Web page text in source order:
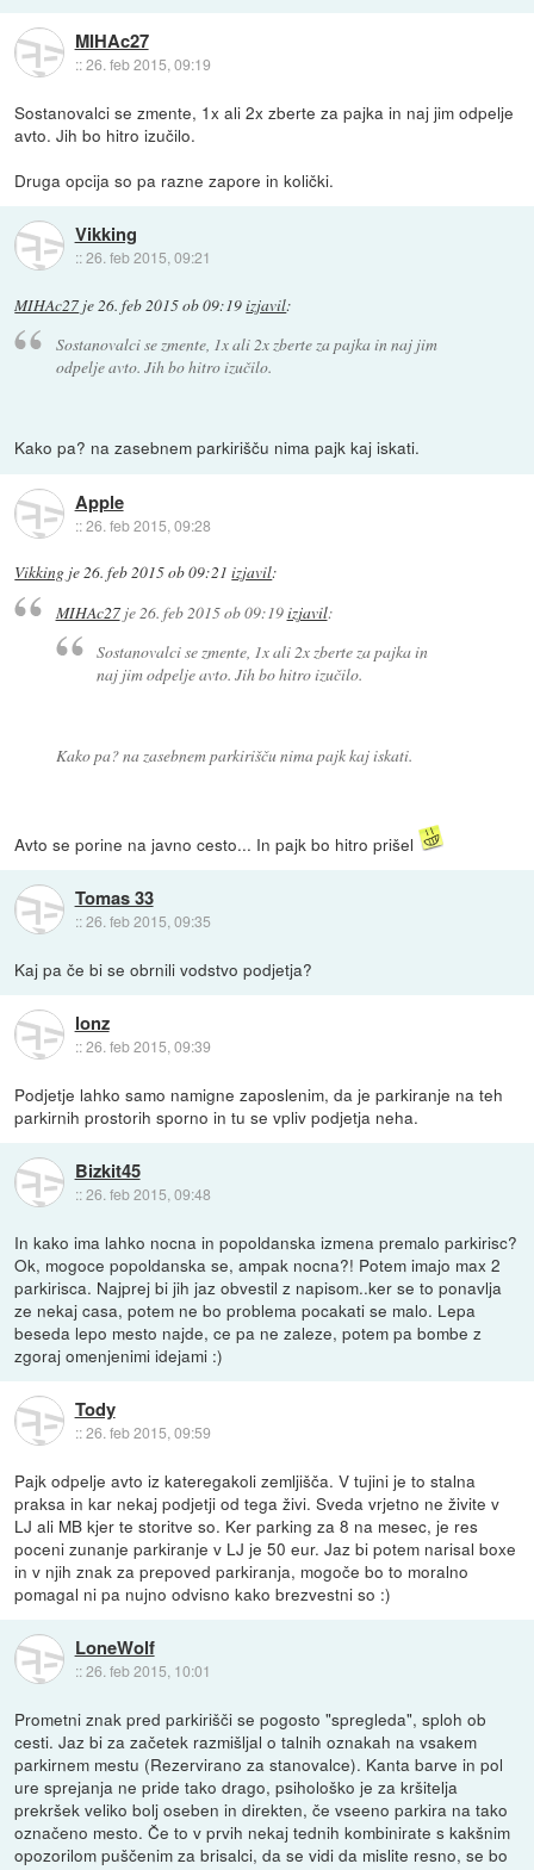
MIHAc27
::26. feb 2015, 09:19
Sostanovalci se zmente, 1x ali 2x zberte za pajka in naj jim odpelje
avto. Jih bo hitro izučilo.
Druga opcija so pa razne zapore in količki.
Vikking
::26. feb 2015, 09:21
MIHAc27 je26. feb 2015 ob 09:19izjavil:
Sostanovalci se zmente, 1x ali 2x zberte za pajka in naj jim
odpelje avto. Jih bo hitro izučilo.
Kako pa? na zasebnem parkirišču nima pajk kaj iskati.
Apple
::26. feb 2015, 09:28
Vikking je26. feb 2015 ob 09:21 izjavil:
MIHAc27je26. feb 2015 ob 09:19izjavil:
Sostanovalci se zmente, 1x ali 2x zberte za pajka in
naj jim odpelje avto. Jih bo hitro izučilo.
Kako pa? na zasebnem parkirišču nima pajk kaj iskati.
Avto se porine na javno cesto... In pajk bo hitro prišel
Tomas 33
::26. feb 2015, 09:35
Kaj pa če bi se obrnili vodstvo podjetja?
lonz
::26. feb 2015, 09:39
Podjetje lahko samo namigne zaposlenim, da je parkiranje na teh
parkirnih prostorih sporno in tu se vpliv podjetja neha.
Bizkit45
::26. feb 2015, 09:48
In kako ima lahko nocna in popoldanska izmena premalo parkirisc?
Ok, mogoce popoldanska se, ampak nocna?! Potem imajo max 2
parkirisca. Najprej bi jih jaz obvestil z napisom..ker se to ponavlja
ze nekaj casa, potem ne bo problema pocakati se malo. Lepa
beseda lepo mesto najde, ce pa ne zaleze, potem pa bombe z
zgoraj omenjenimi idejami :)
Tody
::26. feb 2015, 09:59
Pajk odpelje avto iz kateregakoli zemljišča. V tujini je to stalna
praksa in kar nekaj podjetji od tega živi. Sveda vrjetno ne živite v
LJ ali MB kjer te storitve so. Ker parking za 8 na mesec, je res
poceni zunanje parkiranje v LJ je 50 eur. Jaz bi potem narisal boxe
in v njih znak za prepoved parkiranja, mogoče bo to moralno
pomagal ni pa nujno odvisno kako brezvestni so :)
LoneWolf
::26. feb 2015, 10:01
Prometni znak pred parkirišči se pogosto "spregleda", sploh ob
cesti. Jaz bi za začetek razmišljal o talnih oznakah na vsakem
parkirnem mestu (Rezervirano za stanovalce). Kanta barve in pol
ure sprejanja ne pride tako drago, psihološko je za kršitelja
prekršek veliko bolj oseben in direkten, če vseeno parkira na tako
označeno mesto. Če to v prvih nekaj tednih kombinirate s kakšnim
opozorilom puščenim za brisalci, da se vidi da mislite resno, se bo